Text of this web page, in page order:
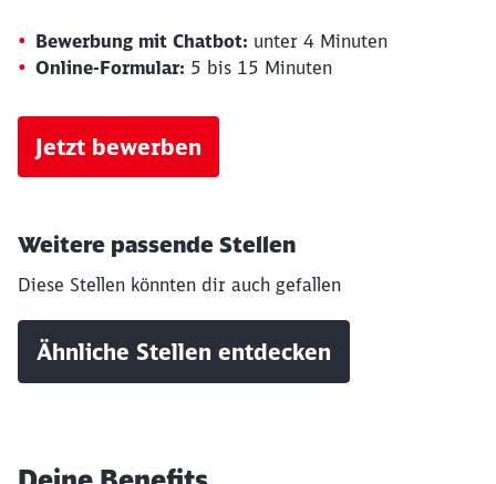
Bewerbung mit Chatbot: unter 4 Minuten
Online-Formular: 5 bis 15 Minuten
Jetzt bewerben
Weitere passende Stellen
Diese Stellen könnten dir auch gefallen
Ähnliche Stellen entdecken